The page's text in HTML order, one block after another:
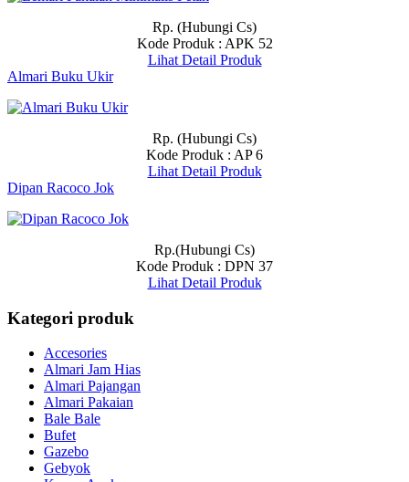
Rp. (Hubungi Cs)
Kode Produk : APK 52
Lihat Detail Produk
Almari Buku Ukir
Rp. (Hubungi Cs)
Kode Produk : AP 6
Lihat Detail Produk
Dipan Racoco Jok
Rp.(Hubungi Cs)
Kode Produk : DPN 37
Lihat Detail Produk
Kategori produk
Accesories
Almari Jam Hias
Almari Pajangan
Almari Pakaian
Bale Bale
Bufet
Gazebo
Gebyok